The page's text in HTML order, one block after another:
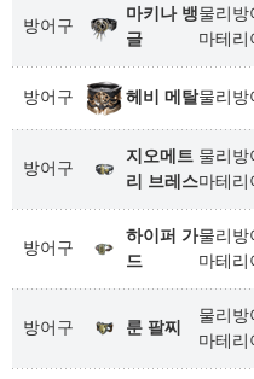
방어구
마키나 뱅
글
물리
마테리
방어구 헤비 메탈물리방
방어구
지오메트
리 브레스
물리방
마테리
방어구
하이퍼 가
드
물리방
마테리
방어구 룬 팔찌
물리
마테리